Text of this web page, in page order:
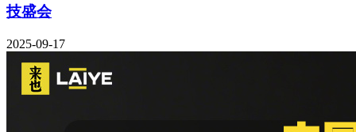
技盛会
2025-09-17